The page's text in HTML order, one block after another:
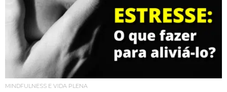
MINDFULNESS E VIDA PLENA